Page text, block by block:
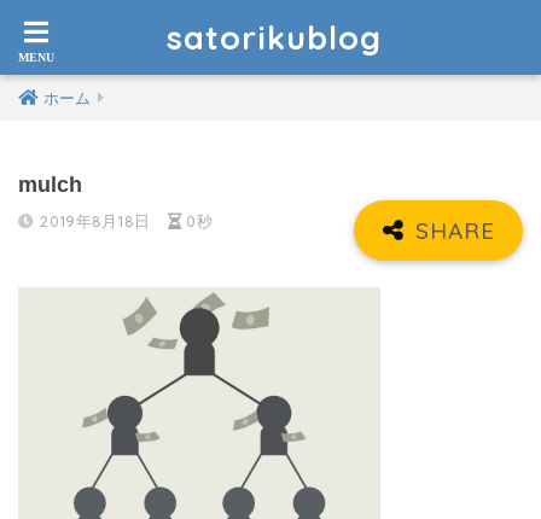
satorikublog
ホーム
mulch
2019年8月18日 0秒